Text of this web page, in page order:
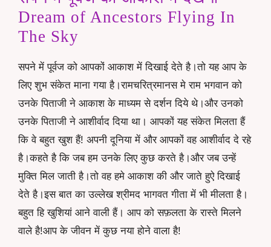
Dream of Ancestors Flying In
The Sky
सपने में पूर्वज को आपकों आकाश में दिखाई देते है।तो यह आप के
लिए शुभ संकेत माना गया है।रामचरित्रमानस मे राम भगवान को
उनके पिताजी ने आकाश के माध्यम से दर्शन दिये थे।और उनको
उनके पिताजी ने आशीर्वाद दिया था। आपकों यह संकेत मिलता हैं
कि वे बहुत खुश हैं! अपनी दूनिया में और आपकों वह आशीर्वाद दे रहे
है।कहते है कि जब हम उनके लिए कुछ करते है।और जब उन्हें
मुक्ति मिल जाती है।तो वह हमे आकाश की और जाते हुऐ दिखाई
देते है।इस बात का उल्लेख श्रीमद भागवत गीता में भी मीलता है।
बहुत हि खुशियां आने वाली हैं। आप को सफ़लता के रास्ते मिलने
वाले है!आप के जीवन में कुछ नया होने वाला है!